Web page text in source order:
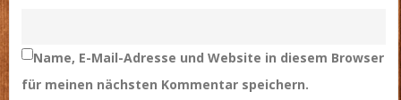
Name, E-Mail-Adresse und Website in diesem Browser
für meinen nächsten Kommentar speichern.